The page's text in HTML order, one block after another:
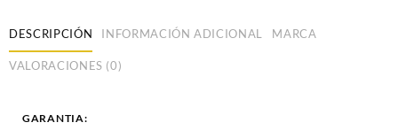
DESCRIPCIÓN INFORMACIÓN ADICIONAL MARCA
VALORACIONES (0)
GARANTIA: